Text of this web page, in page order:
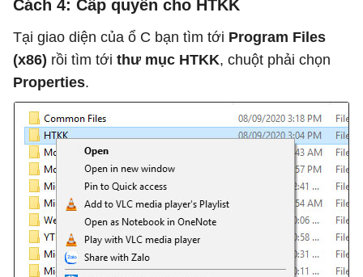
Cách 4: Cấp quyền cho HTKK
Tại giao diện của ổ C bạn tìm tới Program Files
(x86) rồi tìm tới thư mục HTKK, chuột phải chọn
Properties.